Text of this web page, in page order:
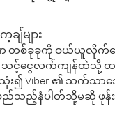
ျ်များ
တစ်ခုခုကို ဝယ်ယူလိုက်သေ
သင့်ငွေလက်ကျန်ထဲသို့ ထ
Viber ၏ သက်သာသော
မည်သည့်နံပါတ်သို့မဆို ဖုန်